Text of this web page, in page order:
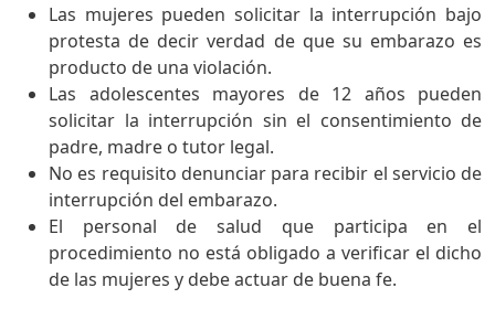
Las mujeres pueden solicitar la interrupción bajo
protesta de decir verdad de que su embarazo es
producto de una violación.
Las adolescentes mayores de 12 años pueden
solicitar la interrupción sin el consentimiento de
padre, madre o tutor legal.
No es requisito denunciar para recibir el servicio de
interrupción del embarazo.
El personal de salud que participa en el
procedimiento no está obligado a verificar el dicho
de las mujeres y debe actuar de buena fe.